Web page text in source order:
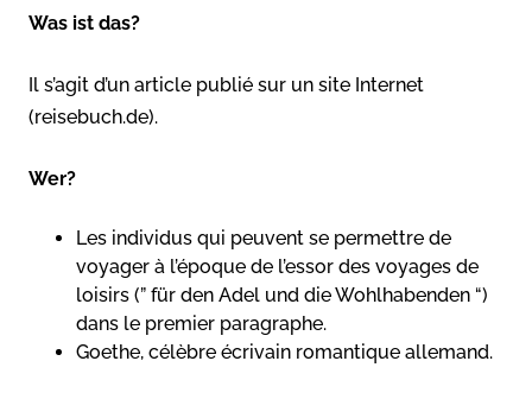
Was ist das?
Il s’agit d’un article publié sur un site Internet
(reisebuch.de).
Wer?
Les individus qui peuvent se permettre de
voyager à l’époque de l’essor des voyages de
loisirs (” für den Adel und die Wohlhabenden “)
dans le premier paragraphe.
Goethe, célèbre écrivain romantique allemand.